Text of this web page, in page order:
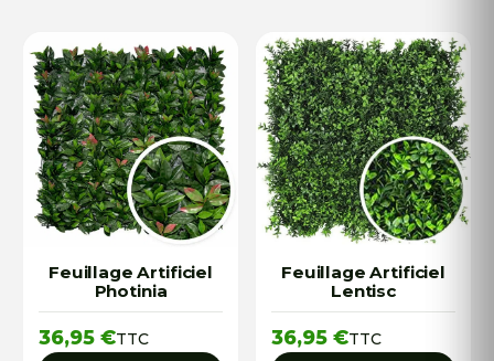
Feuillage Artificiel
Photinia
36,95 €TTC
Feuillage Artificiel
Lentisc
36,95 €TTC